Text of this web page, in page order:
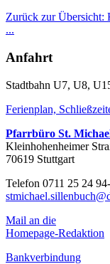
Zurück zur Übersicht:
...
Anfahrt
Stadtbahn U7, U8,
Ferienplan,
Pfarrbüro St.
Kleinhohenheimer
70619 Stuttgart
Telefon 0711 25 24
Mail an die
Homepage-Redaktion
Bankverbindung